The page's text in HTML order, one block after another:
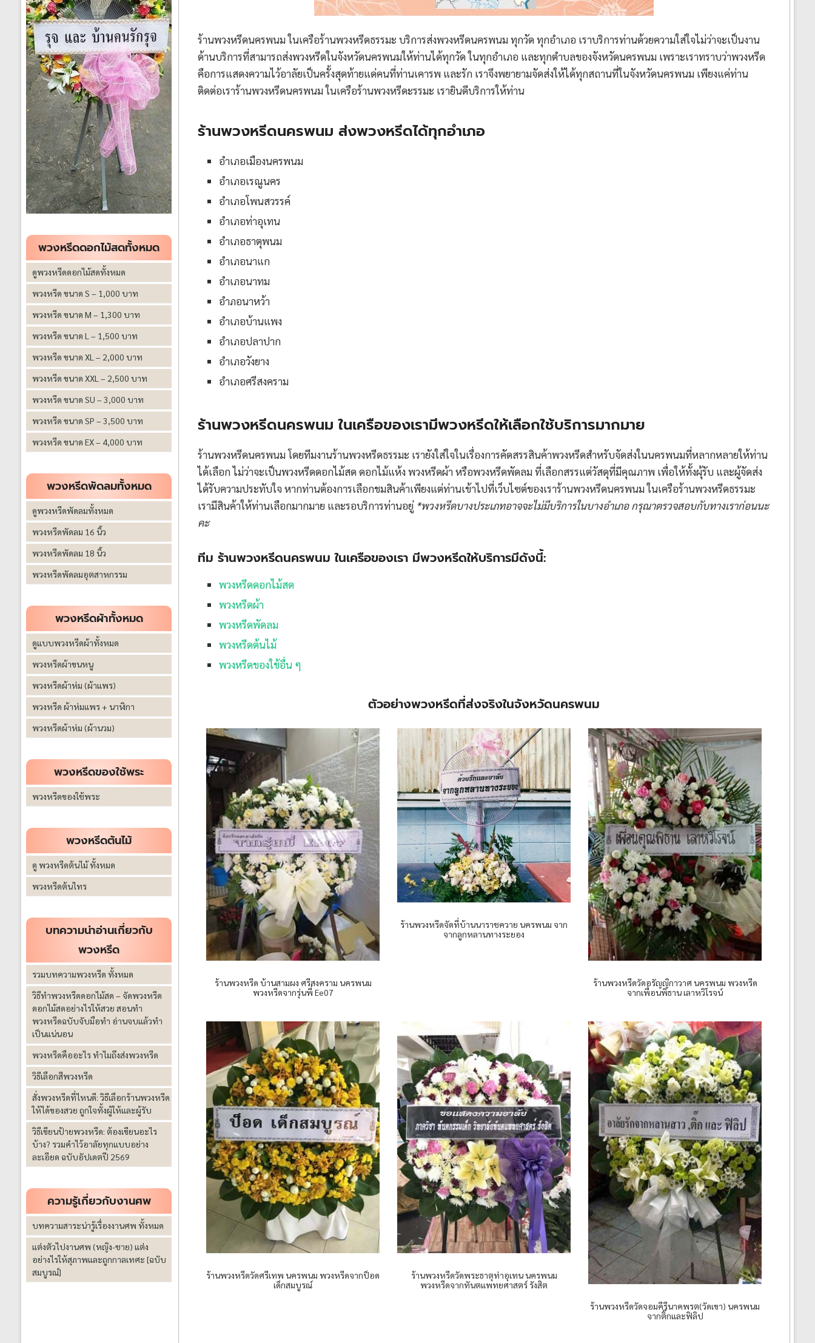
ร้านพวงหรีดนครพนม ในเครือร้านพวงหรีดธรรมะ บริการส่งพวงหรีดนครพนม ทุกวัด ทุกอำเภอ เราบริการท่านด้วยความใส่ใจไม่ว่าจะเป็นงาน
ด้านบริการที่สามารถส่งพวงหรีดในจังหวัดนครพนมให้ท่านได้ทุกวัด ในทุกอำเภอ และทุกตำบลของจังหวัดนครพนม เพราะเราทราบว่าพวงหรีด
คือการแสดงความไว้อาลัยเป็นครั้งสุดท้ายแด่คนที่ท่านเคารพ และรัก เราจึงพยายามจัดส่งให้ได้ทุกสถานที่ในจังหวัดนครพนม เพียงแค่ท่าน
ติดต่อเราร้านพวงหรีดนครพนม ในเครือร้านพวงหรีดะรรมะ เรายินดีบริการให้ท่าน
ร้านพวงหรีดนครพนม ส่งพวงหรีดได้ทุกอำเภอ
อำเภอเมืองนครพนม
อำเภอเรณูนคร
อำเภอโพนสวรรค์
อำเภอท่าอุเทน
อำเภอธาตุพนม
อำเภอนาแก
อำเภอนาทม
อำภอนาหว้า
อำเภอบ้านแพง
อำเภอปลาปาก
อำเภอวังยาง
อำเภอศรีสงคราม
ร้านพวงหรีดนครพนม ในเครือของเรามีพวงหรีดให้เลือกใช้บริการมากมาย
ร้านพวงหรีดนครพนม โดยทีมงานร้านพวงหรีดธรรมะ เรายังใส่ใจในเรื่องการคัดสรรสินค้าพวงหรีดสำหรับจัดส่งในนครพนมที่หลากหลายให้ท่าน
ได้เลือก ไม่ว่าจะเป็นพวงหรีดดอกไม้สด ดอกไม้แห้ง พวงหรีดผ้า หรือพวงหรีดพัดลม ที่เลือกสรรแต่วัสดุที่มีคุณภาพ เพื่อให้ทั้งผุ้รับ และผู้จัดส่ง
ได้รับความประทับใจ หากท่านต้องการเลือกชมสินค้าเพียงแต่ท่านเข้าไปที่เว็บไซต์ของเราร้านพวงหรีดนครพนม ในเครือร้านพวงหรีดธรรมะ
เรามีสินค้าให้ท่านเลือกมากมาย และรอบริการท่านอยู่ *พวงหรีดบางประเภทอาจจะไม่มีบริการในบางอำเภอ กรุณาตรวจสอบกับทางเราก่อนนะ
คะ
ทีม ร้านพวงหรีดนครพนม ในเครือของเรา มีพวงหรีดให้บริการมีดังนี้:
พวงหรีดดอกไม้สด
พวงหรีดผ้า
พวงหรีดพัดลม
พวงหรีดต้นไม้
พวงหรีดของใช้อื่น ๆ
ตัวอย่างพวงหรีดที่ส่งจริงในจังหวัดนครพนม
ร้านพวงหรีด บ้านสามผง ศรีสงคราม นครพนม
พวงหรีดจากรุ่นพี่ Ee07
ร้านพวงหรีดจัดที่บ้านนาราชควาย นครพนม จาก
จากลูกหลานทางระยอง
ร้านพวงหรีดวัดอรัญญิกาวาศ นครพนม พวงหรีด
จากเพื่อนพิธาน เลาหวิโรจน์
ร้านพวงหรีดวัดศรีเทพ นครพนม พวงหรีดจากป็อด
เด็กสมบูรณ์
ร้านพวงหรีดวัดพระธาตุท่าอุเทน นครพนม
พวงหรีดจากทันตแพทยศาสตร์ รังสิต
ร้านพวงหรีดวัดจอมคีรีนาคพรต(วัดเขา) นครพนม
จากติ๊กและฟิลิป
พวงหรีดดอกไม้สดทั้งหมด
ดูพวงหรีดดอกไม้สดทั้งหมด
พวงหรีด ขนาด S – 1,000 บาท
พวงหรีด ขนาด M – 1,300 บาท
พวงหรีด ขนาด L – 1,500 บาท
พวงหรีด ขนาด XL – 2,000 บาท
พวงหรีด ขนาด XXL – 2,500 บาท
พวงหรีด ขนาด SU – 3,000 บาท
พวงหรีด ขนาด SP – 3,500 บาท
พวงหรีด ขนาด EX – 4,000 บาท
พวงหรีดพัดลมทั้งหมด
ดูพวงหรีดพัดลมทั้งหมด
พวงหรีดพัดลม 16 นิ้ว
พวงหรีดพัดลม 18 นิ้ว
พวงหรีดพัดลมอุตสาหกรรม
พวงหรีดผ้าทั้งหมด
ดูแบบพวงหรีดผ้าทั้งหมด
พวงหรีดผ้าขนหนู
พวงหรีดผ้าห่ม (ผ้าแพร)
พวงหรีด ผ้าห่มแพร + นาฬิกา
พวงหรีดผ้าห่ม (ผ้านวม)
พวงหรีดของใช้พระ
พวงหรีดของใช้พระ
พวงหรีดต้นไม้
ดู พวงหรีดต้นไม้ ทั้งหมด
พวงหรีดต้นไทร
บทความน่าอ่านเกี่ยวกับ
พวงหรีด
รวมบทความพวงหรีด ทั้งหมด
วิธีทำพวงหรีดดอกไม้สด – จัดพวงหรีด
ดอกไม้สดอย่างไรให้สวย สอนทำ
พวงหรีดฉบับจับมือทำ อ่านจบแล้วทำ
เป็นแน่นอน
พวงหรีดคืออะไร ทำไมถึงส่งพวงหรีด
วิธีเลือกสีพวงหรีด
สั่งพวงหรีดที่ไหนดี: วิธีเลือกร้านพวงหรีด
ให้ได้ของสวย ถูกใจทั้งผู้ให้และผู้รับ
วิธีเขียนป้ายพวงหรีด: ต้องเขียนอะไร
บ้าง? รวมคำไว้อาลัยทุกแบบอย่าง
ละเอียด ฉบับอัปเดตปี 2569
ความรู้เกี่ยวกับงานศพ
บทความสาระน่ารู้เรื่องงานศพ ทั้งหมด
แต่งตัวไปงานศพ (หญิง-ชาย) แต่ง
อย่างไรให้สุภาพและถูกกาลเทศะ [ฉบับ
สมบูรณ์]